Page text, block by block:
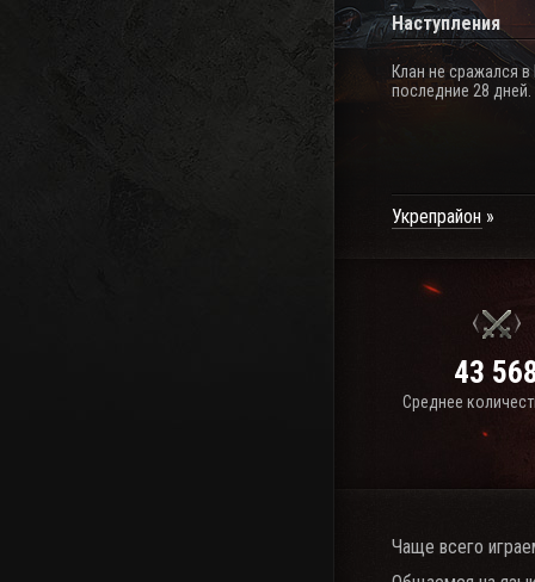
Наступления
Клан не сражался в
последние 28 дней.
Укрепрайон
43
Среднее
Чаще всего